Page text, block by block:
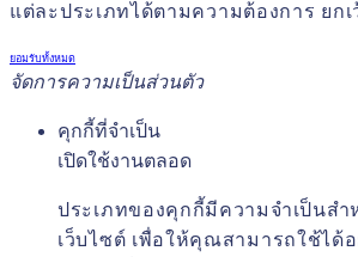
แต่ละประเภทได้ตามความต้องการ ยก
ยอมรับทั้งหมด
จัดการความเป็นส่วนตัว
คุกกี้ที่จำเป็น
เปิดใช้งานตลอด
ประเภทของคุกกี้มีความจำเป็นสำ
เว็บไซต์ เพื่อให้คุณสามารถใช้ได้